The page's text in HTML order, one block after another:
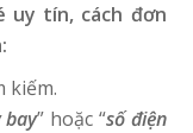
uy tín, cách đơn
kiếm.
bay” hoặc “số điện